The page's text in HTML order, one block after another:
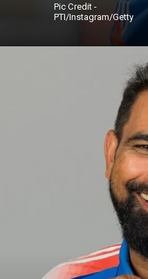
Pic Credit -
PTI/Instagram/Getty